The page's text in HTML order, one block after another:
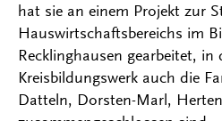
hat sie an einem Projekt zur
Hauswirtschaftsbereichs im
Recklinghausen gearbeitet, in
Kreisbildungswerk auch die
Datteln, Dorsten-Marl,